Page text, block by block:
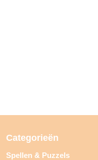
Categorieën
Spellen & Puzzels